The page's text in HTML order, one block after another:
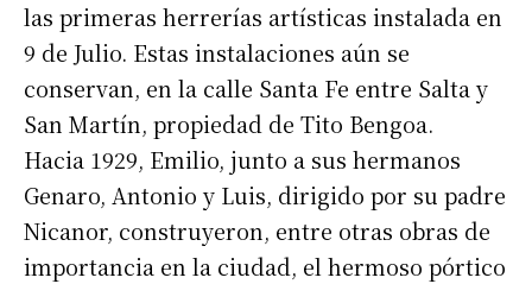
las primeras herrerías artísticas instalada en
9 de Julio. Estas instalaciones aún se
conservan, en la calle Santa Fe entre Salta y
San Martín, propiedad de Tito Bengoa.
Hacia 1929, Emilio, junto a sus hermanos
Genaro, Antonio y Luis, dirigido por su padre
Nicanor, construyeron, entre otras obras de
importancia en la ciudad, el hermoso pórtico